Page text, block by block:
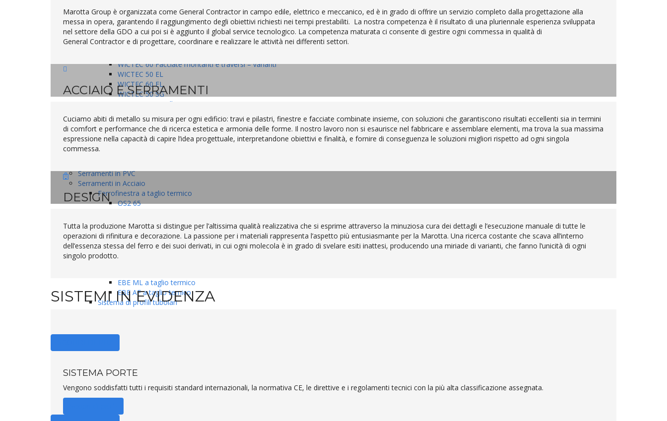
Scuroni
Frangisole
Wictsolaire
Facciate Continue
WICTEC 60 Facciate montanti e traversi – varianti
WICTEC 50 EL
WICTEC 60 EL
WICTEC 50 SG
WICTEC DuoWall
Evacuatori fumo e calore -EFC
Balconi in alluminio METRA
Pareti Mobili NC100 METRA
Porte interne in alluminio METRA-FLEX
Serramenti in Alluminio-Legno
Serramenti in PVC
Serramenti in Acciaio
Ferrofinestra a taglio termico
OS2 65
Sistema EBE
EBE 65 a taglio termico
EBE 75 a taglio termico
EBE ML a taglio termico
EBE AF a taglio temico
Sistema di profili tubolari
Per fissi e porte tagliafuoco EW 30 – 60 – 90
4F1
4F AF resistente al fuoco EI 30-60-90
Alucobond
Lamiere forate
Pannelli metallici coibentati
Marotta Group è organizzata come General Contractor in campo edile, elettrico e meccanico, ed è in grado di offrire un servizio completo dalla progettazione alla
messa in opera, garantendo il raggiungimento degli obiettivi richiesti nei tempi prestabiliti. La nostra competenza è il risultato di una pluriennale esperienza sviluppata
nel settore della GDO a cui poi si è aggiunto il global service tecnologico. La competenza maturata ci consente di gestire ogni commessa in qualità di
General Contractor e di progettare, coordinare e realizzare le attività nei differenti settori.
ACCIAIO E SERRAMENTI
Cuciamo abiti di metallo su misura per ogni edificio: travi e pilastri, finestre e facciate combinate insieme, con soluzioni che garantiscono risultati eccellenti sia in termini
di comfort e performance che di ricerca estetica e armonia delle forme. Il nostro lavoro non si esaurisce nel fabbricare e assemblare elementi, ma trova la sua massima
espressione nella capacità di capire l’idea progettuale, interpretandone obiettivi e finalità, e fornire di conseguenza le soluzioni migliori rispetto ad ogni singola
commessa.
DESIGN
Tutta la produzione Marotta si distingue per l’altissima qualità realizzativa che si esprime attraverso la minuziosa cura dei dettagli e l’esecuzione manuale di tutte le
operazioni di rifinitura e decorazione. La passione per i materiali rappresenta l’aspetto più entusiasmante per la Marotta. Una ricerca costante che scava all’interno
dell’essenza stessa del ferro e dei suoi derivati, in cui ogni molecola è in grado di svelare esiti inattesi, producendo una miriade di varianti, che fanno l’unicità di ogni
singolo prodotto.
SISTEMI IN EVIDENZA
SISTEMA PORTE
Vengono soddisfatti tutti i requisiti standard internazionali, la normativa CE, le direttive e i regolamenti tecnici con la più alta classificazione assegnata.